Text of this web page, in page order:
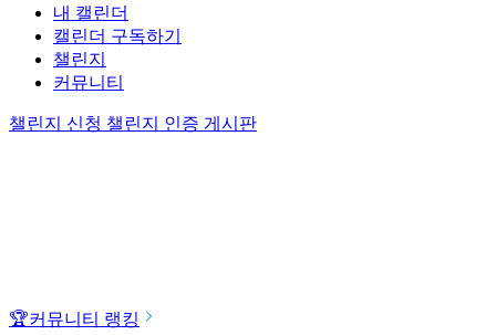
내 캘린더
캘린더 구독하기
챌린지
커뮤니티
챌린지 신청 챌린지 인증 게시판
🏆커뮤니티 랭킹